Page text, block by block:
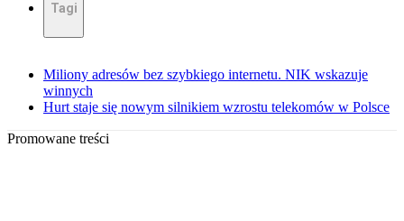
Tagi
Miliony adresów bez szybkiego internetu. NIK wskazuje
winnych
Hurt staje się nowym silnikiem wzrostu telekomów w Polsce
Promowane treści